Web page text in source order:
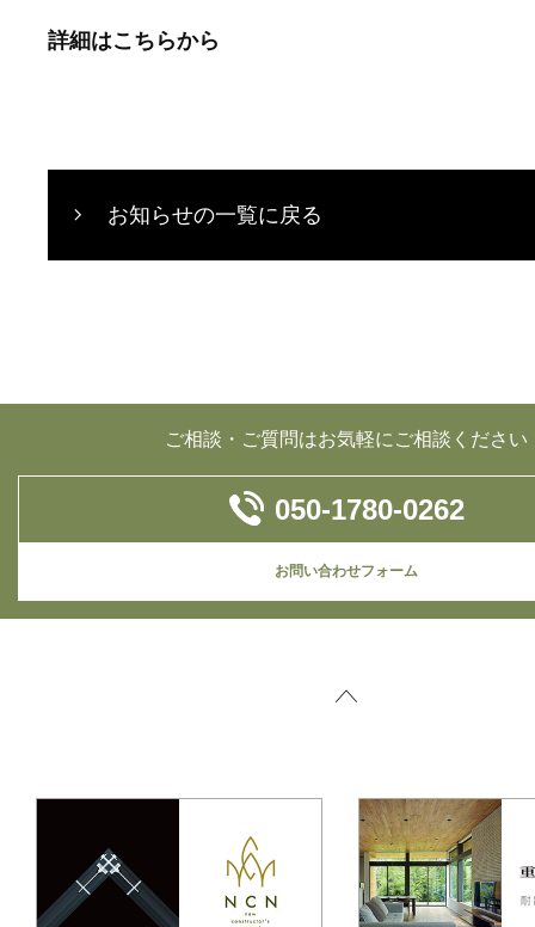
詳細はこちらから
お知らせの一覧に戻る
ご相談・ご質問はお気軽にご相談ください
050-1780-0262
お問い合わせフォーム